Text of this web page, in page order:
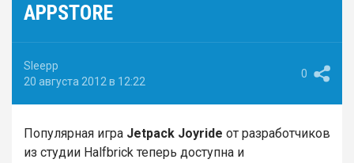
APPSTORE
Sleepp
20 августа 2012 в 12:22
0
Популярная игра Jetpack Joyride от разработчиков
из студии Halfbrick теперь доступна и